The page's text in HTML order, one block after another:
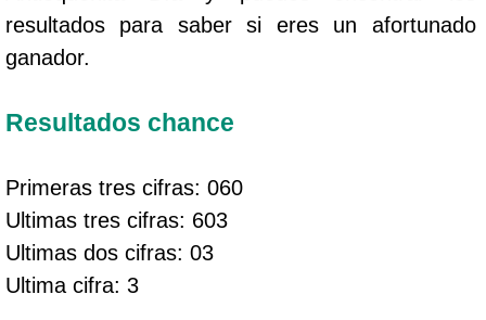
resultados para saber si eres un afortunado
ganador.
Resultados chance
Primeras tres cifras: 060
Ultimas tres cifras: 603
Ultimas dos cifras: 03
Ultima cifra: 3